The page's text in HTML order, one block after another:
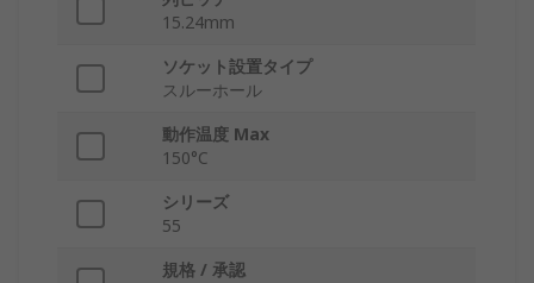
15.24mm
ソケット設置タイプ
スルーホール
動作温度 Max
150°C
シリーズ
55
規格 / 承認